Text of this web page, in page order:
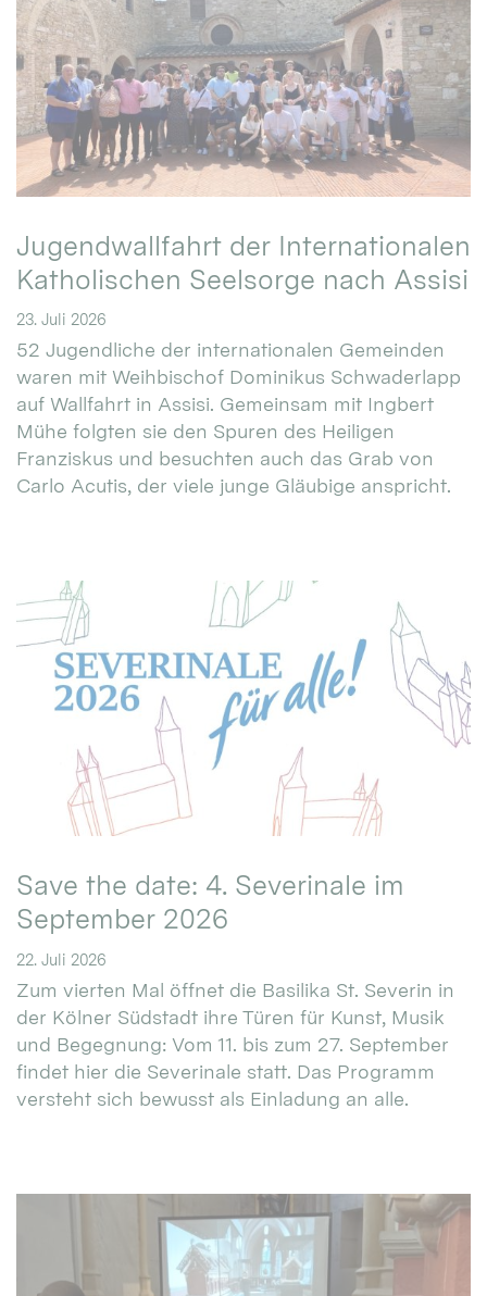
Jugendwallfahrt der Internationalen
Katholischen Seelsorge nach Assisi
23. Juli 2026
52 Jugendliche der internationalen Gemeinden
waren mit Weihbischof Dominikus Schwaderlapp
auf Wallfahrt in Assisi. Gemeinsam mit Ingbert
Mühe folgten sie den Spuren des Heiligen
Franziskus und besuchten auch das Grab von
Carlo Acutis, der viele junge Gläubige anspricht.
Save the date: 4. Severinale im
September 2026
22. Juli 2026
Zum vierten Mal öffnet die Basilika St. Severin in
der Kölner Südstadt ihre Türen für Kunst, Musik
und Begegnung: Vom 11. bis zum 27. September
findet hier die Severinale statt. Das Programm
versteht sich bewusst als Einladung an alle.